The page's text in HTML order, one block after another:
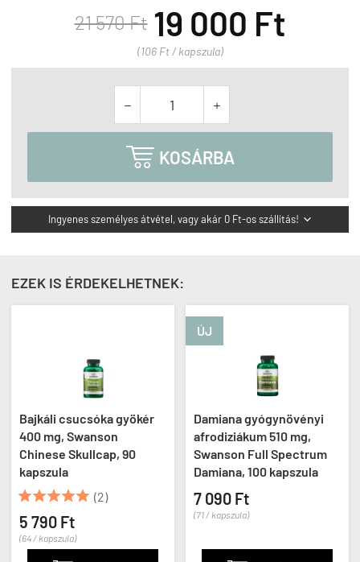
21 570 Ft 19 000 Ft
(106 Ft / kapszula)
 
 KOSÁRBA
Ingyenes személyes átvétel, vagy akár 0 Ft-os szállítás! 
EZEK IS ÉRDEKELHETNEK:
Damiana gyógynövényi
afrodiziákum 510 mg,
Swanson Full Spectrum
Damiana, 100 kapszula
7 090 Ft
Borágó olaj 1000
Borage Oil, 60
7 290 Ft
(122 / kapszula)